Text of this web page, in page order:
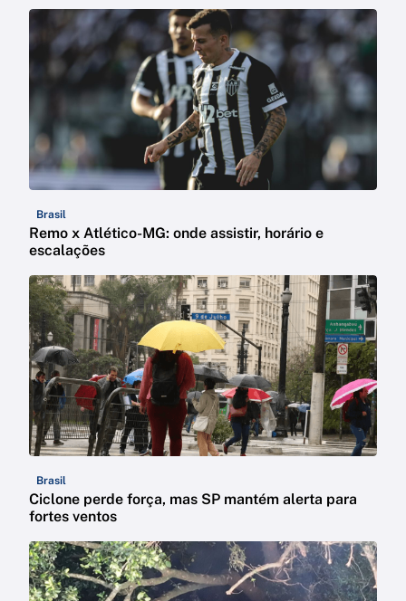
Brasil
Remo x Atlético-MG: onde assistir, horário e
escalações
Brasil
Ciclone perde força, mas SP mantém alerta para
fortes ventos